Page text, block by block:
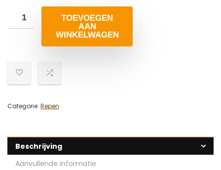
TOEVOEGEN
AAN
WINKELWAGEN
Categorie: Repen
Beschrijving
Aanvullende informatie